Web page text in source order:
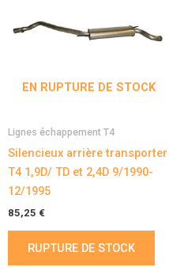
EN RUPTURE DE STOCK
Lignes échappement T4
Silencieux arrière transporter
T4 1,9D/ TD et 2,4D 9/1990-
12/1995
85,25 €
RUPTURE DE STOCK